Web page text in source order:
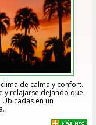
de calma y confort.
y relajarse dejando que
en un